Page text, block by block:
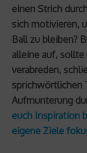
einen Strich
sich motivieren,
Ball zu bleiben?
alleine auf, sollte
verabreden,
sprichwörtlichen
Aufmunterung
euch Inspiration
eigene Ziele